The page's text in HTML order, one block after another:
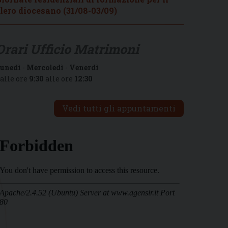
diocesano (31/08-03/09)
- Mercoledì - Venerdì
ore 9:30 alle ore 12:30
Vedi tutti gli appuntamenti